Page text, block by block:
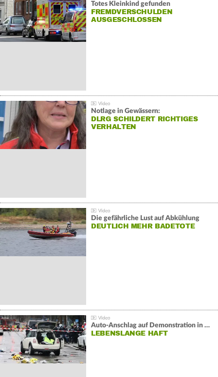
Totes Kleinkind gefunden
FREMDVERSCHULDEN
AUSGESCHLOSSEN
Notlage in Gewässern:
DLRG SCHILDERT RICHTIGES
VERHALTEN
Die gefährliche Lust auf Abkühlung
DEUTLICH MEHR BADETOTE
Auto-Anschlag auf Demonstration in München:
LEBENSLANGE HAFT